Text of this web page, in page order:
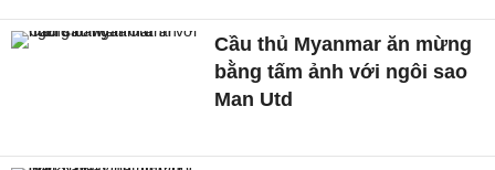
Cầu thủ Myanmar ăn mừng
bằng tấm ảnh với ngôi sao
Man Utd